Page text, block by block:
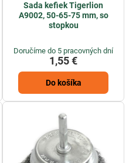
Sada kefiek Tigerlion
A9002, 50-65-75 mm, so
stopkou
Doručíme do 5 pracovných dní
1,55 €
Do košíka